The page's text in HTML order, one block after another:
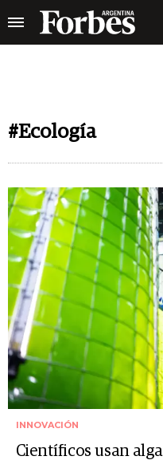
#Ecología
INNOVACIÓN
Científicos usan